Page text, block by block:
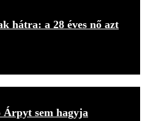
hátra: a 28 éves nő azt
Árpyt sem hagyja